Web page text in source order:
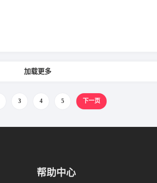
加载更多
3 4 5 下一页
帮助中心